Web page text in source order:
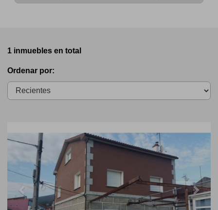
1 inmuebles en total
Ordenar por: